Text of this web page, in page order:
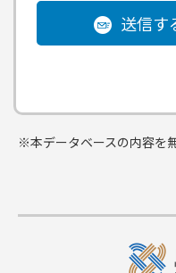
送信す
※本データベースの内容を